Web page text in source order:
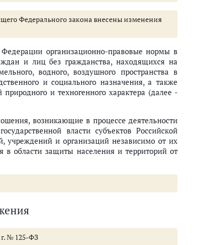
населения и территорий от чрезвычайных ситуаций
жилым помещениям граждан в результате чрезвычайных
повышенной готовности или чрезвычайной ситуации
ситуаций
от чрезвычайных ситуаций и социальная защита
ситуаций
от чрезвычайных ситуаций
22 - 25)
Федерального закона внесены изменения
организационно-правовые нормы в
и лиц без гражданства, находящихся на
водного, воздушного пространства в
и социального назначения, а также
и техногенного характера (далее -
возникающие в процессе деятельности
власти субъектов Российской
учреждений и организаций независимо от их
в области защиты населения и территорий от
г. № 125-ФЗ